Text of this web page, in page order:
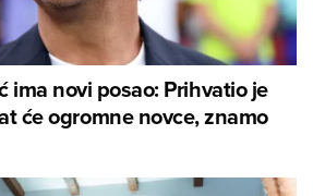
ima novi posao: Prihvatio je
će ogromne novce, znamo